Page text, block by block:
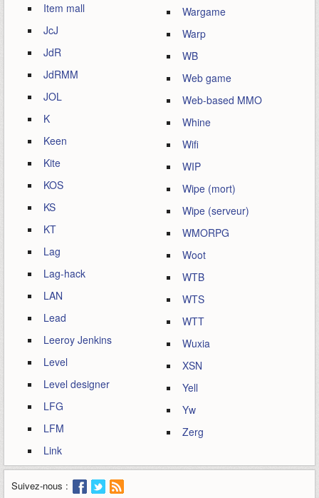
Item mall
JcJ
JdR
JdRMM
JOL
K
Keen
Kite
KOS
KS
KT
Lag
Lag-hack
LAN
Lead
Leeroy Jenkins
Level
Level designer
LFG
LFM
Link
Wargame
Warp
WB
Web game
Web-based MMO
Whine
Wifi
WIP
Wipe (mort)
Wipe (serveur)
WMORPG
Woot
WTB
WTS
WTT
Wuxia
XSN
Yell
Yw
Zerg
Suivez-nous :